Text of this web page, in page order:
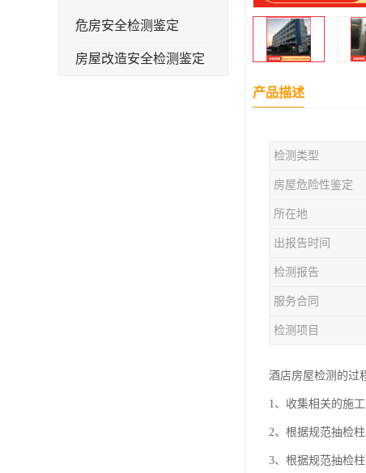
危房安全检测鉴定
房屋改造安全检测鉴定
产品描述
检测类型
房屋危险性鉴定
所在地
出报告时间
检测报告
服务合同
检测项目
酒店房屋检测的过
1、收集相关的施
2、根据规范抽检
3、根据规范抽检